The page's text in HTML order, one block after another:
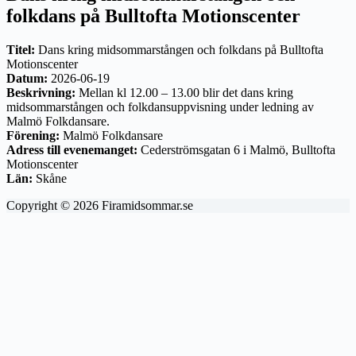
folkdans på Bulltofta Motionscenter
Titel: Dans kring midsommarstången och folkdans på Bulltofta
Motionscenter
Datum: 2026-06-19
Beskrivning: Mellan kl 12.00 – 13.00 blir det dans kring
midsommarstången och folkdansuppvisning under ledning av
Malmö Folkdansare.
Förening: Malmö Folkdansare
Adress till evenemanget: Cederströmsgatan 6 i Malmö, Bulltofta
Motionscenter
Län: Skåne
Copyright © 2026 Firamidsommar.se